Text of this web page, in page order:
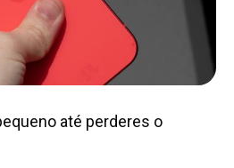
até perderes o